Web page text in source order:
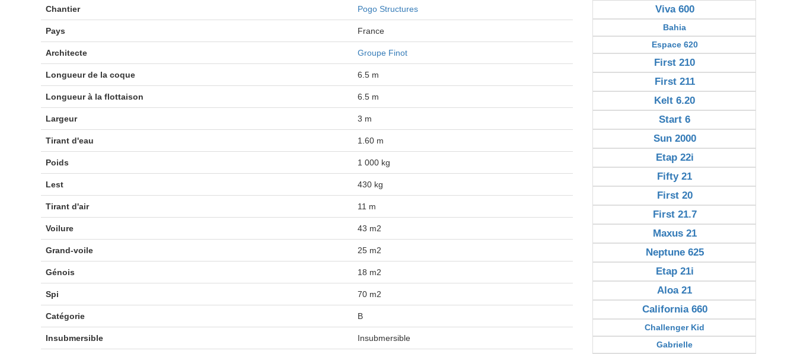
Chantier Pogo Structures
Pays France
Architecte Groupe Finot
Longueur de la coque 6.5 m
Longueur à la flottaison 6.5 m
Largeur 3 m
Tirant d'eau 1.60 m
Poids 1 000 kg
Lest 430 kg
Tirant d'air 11 m
Voilure 43 m2
Grand-voile 25 m2
Génois 18 m2
Spi 70 m2
Catégorie B
Insubmersible Insubmersible
Viva 600
Bahia
Espace 620
First 210
First 211
Kelt 6.20
Start 6
Sun 2000
Etap 22i
Fifty 21
First 20
First 21.7
Maxus 21
Neptune 625
Etap 21i
Aloa 21
California 660
Challenger Kid
Gabrielle